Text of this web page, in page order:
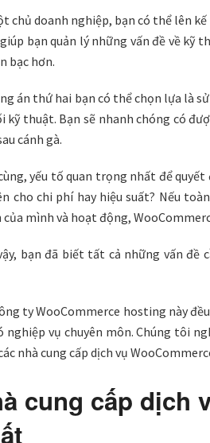
chủ doanh nghiệp, bạn có thể lên
bạn quản lý những vấn đề về kỹ
bạc hơn.
án thứ hai bạn có thể chọn lựa là
kỹ thuật. Bạn sẽ nhanh chóng có
cánh gà.
yếu tố quan trọng nhất để
cho chi phí hay hiệu suất? Nếu
của mình và hoạt động,
bạn đã biết tất cả những vấn đề
ty WooCommerce hosting này
nghiệp vụ chuyên môn. Chúng tôi
nhà cung cấp dịch vụ
cung cấp dịch